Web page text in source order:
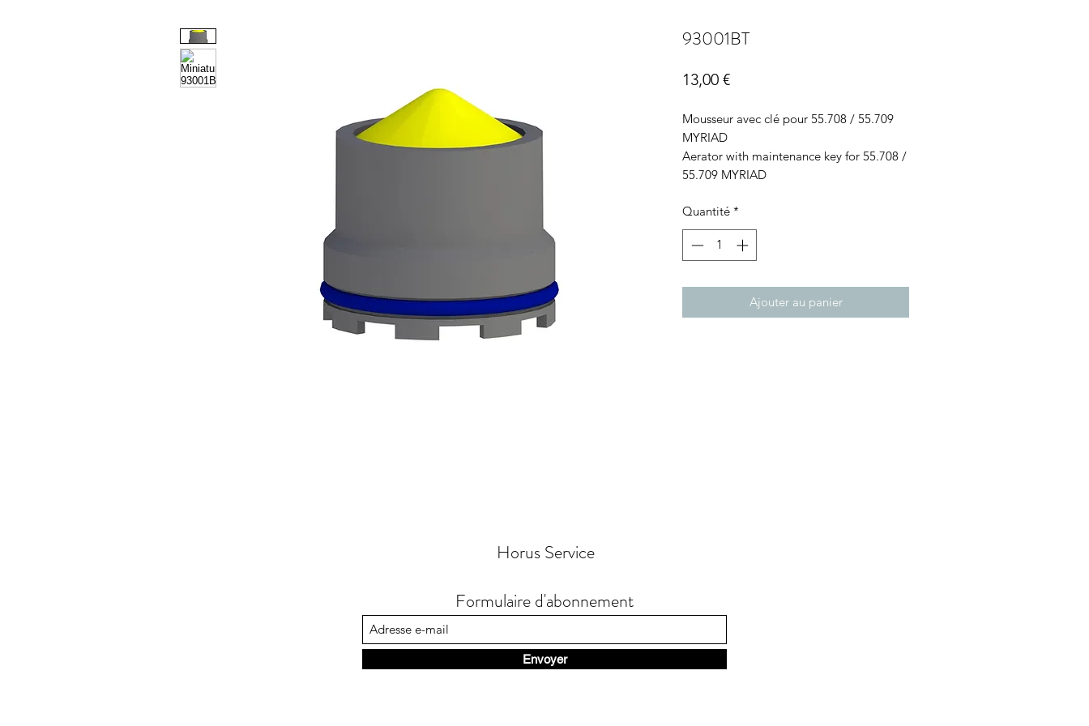
93001BT
13,00 €Prix
Mousseur avec clé pour 55.708 / 55.709
MYRIAD
Aerator with maintenance key for 55.708 /
55.709 MYRIAD
Quantité *
Ajouter au panier
Horus Service
Formulaire d'abonnement
Envoyer